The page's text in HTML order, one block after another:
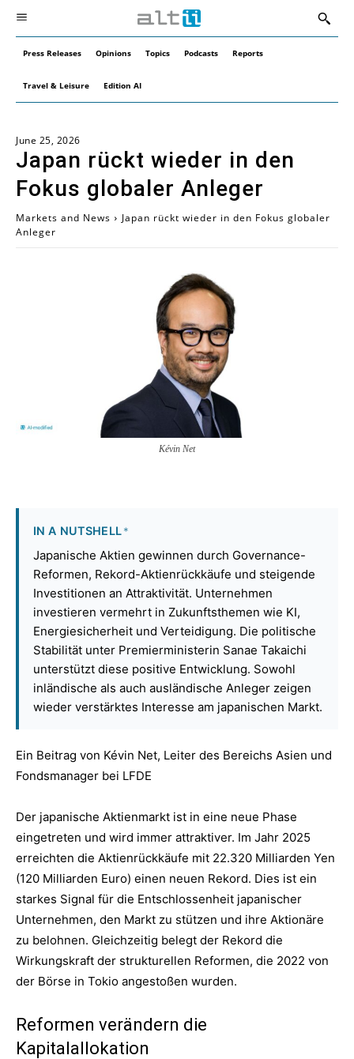
Press Releases Opinions Topics Podcasts Reports
Travel & Leisure Edition AI
June 25, 2026
Japan rückt wieder in den
Fokus globaler Anleger
Markets and News
Japan rückt wieder in den Fokus globaler
Anleger
Kévin Net
IN A NUTSHELL*
Japanische Aktien gewinnen durch Governance-
Reformen, Rekord-Aktienrückkäufe und steigende
Investitionen an Attraktivität. Unternehmen
investieren vermehrt in Zukunftsthemen wie KI,
Energiesicherheit und Verteidigung. Die politische
Stabilität unter Premierministerin Sanae Takaichi
unterstützt diese positive Entwicklung. Sowohl
inländische als auch ausländische Anleger zeigen
wieder verstärktes Interesse am japanischen Markt.
Ein Beitrag von Kévin Net, Leiter des Bereichs Asien und
Fondsmanager bei LFDE
Der japanische Aktienmarkt ist in eine neue Phase
eingetreten und wird immer attraktiver. Im Jahr 2025
erreichten die Aktienrückkäufe mit 22.320 Milliarden Yen
(120 Milliarden Euro) einen neuen Rekord. Dies ist ein
starkes Signal für die Entschlossenheit japanischer
Unternehmen, den Markt zu stützen und ihre Aktionäre
zu belohnen. Gleichzeitig belegt der Rekord die
Wirkungskraft der strukturellen Reformen, die 2022 von
der Börse in Tokio angestoßen wurden.
Reformen verändern die
Kapitalallokation